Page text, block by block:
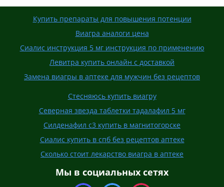
Купить препараты для повышения потенции
Виагра аналоги цена
Сиалис инструкция 5 мг инструкция по применению
Левитра купить онлайн с доставкой
Замена виагры в аптеке для мужчин без рецептов
Стесняюсь купить виагру
Северная звезда таблетки тадалафил 5 мг
Силденафил с3 купить в магнитогорске
Сиалис купить в спб без рецептов аптеке
Сколько стоит лекарство виагра в аптеке
Мы в социальных сетях